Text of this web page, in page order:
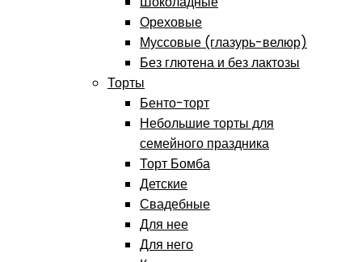
Ореховые
Муссовые (глазурь-велюр)
Без глютена и без лактозы
Торты
Бенто-торт
Небольшие торты для
семейного праздника
Торт Бомба
Детские
Свадебные
Для нее
Для него